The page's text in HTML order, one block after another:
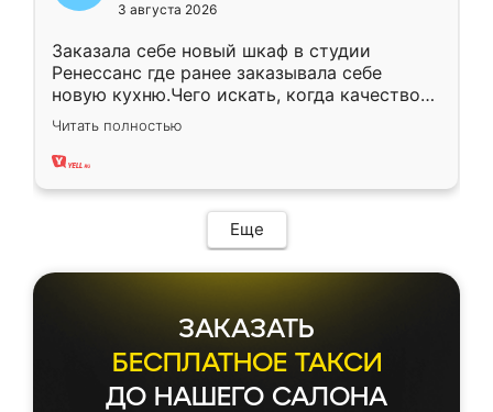
3 августа 2026
Заказала себе новый шкаф в студии
Ренессанс где ранее заказывала себе
новую кухню.Чего искать, когда качеством
вполне довольна. Служит кухня уже почти
два года, нареканий нет.
Читать полностью
Еще
ЗАКАЗАТЬ
БЕСПЛАТНОЕ ТАКСИ
ДО НАШЕГО САЛОНА